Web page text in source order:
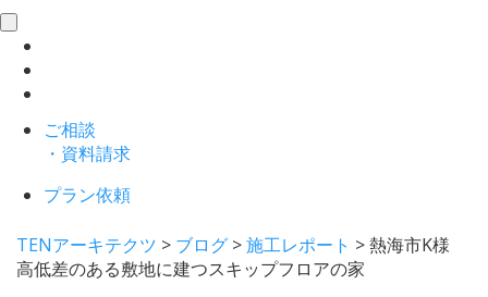
toggle
navigation
ご相談
・資料請求
プラン依頼
TENアーキテクツ > ブログ >施工レポート >熱海市K様
高低差のある敷地に建つスキップフロアの家